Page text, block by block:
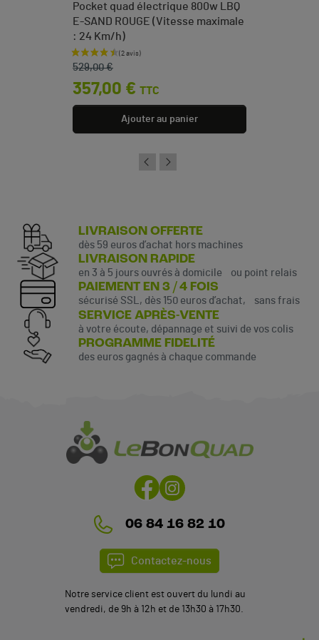
Pocket quad électrique 800w LBQ
E-SAND ROUGE (Vitesse maximale
: 24 Km/h)
Prix de base
529,00 €
Prix
357,00 € TTC
Ajouter au panier
LIVRAISON OFFERTE
dès 59 euros d’achat hors machines
LIVRAISON RAPIDE
en 3 à 5 jours ouvrés à domicile ou point relais
PAIEMENT EN 3 / 4 FOIS
sécurisé SSL, dès 150 euros d’achat, sans frais
SERVICE APRÈS-VENTE
à votre écoute, dépannage et suivi de vos colis
PROGRAMME FIDELITÉ
des euros gagnés à chaque commande
06 84 16 82 10
Contactez-nous
Notre service client est ouvert du lundi au
vendredi, de 9h à 12h et de 13h30 à 17h30.